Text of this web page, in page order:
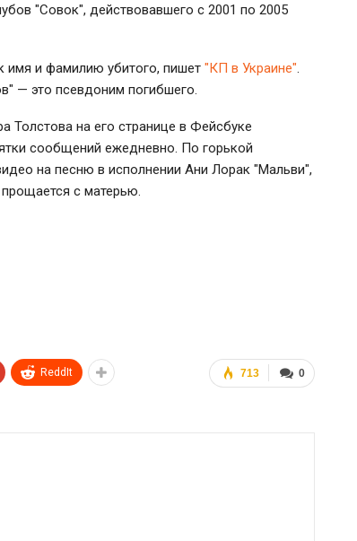
"Совок", действовавшего с 2001 по 2005
имя и фамилию убитого, пишет "КП в Украине"
— это псевдоним погибшего.
Толстова на его странице в Фейсбуке
сообщений ежедневно. По горькой
на песню в исполнении Ани Лорак "Мальви",
с матерью.
0
713
ReddIt